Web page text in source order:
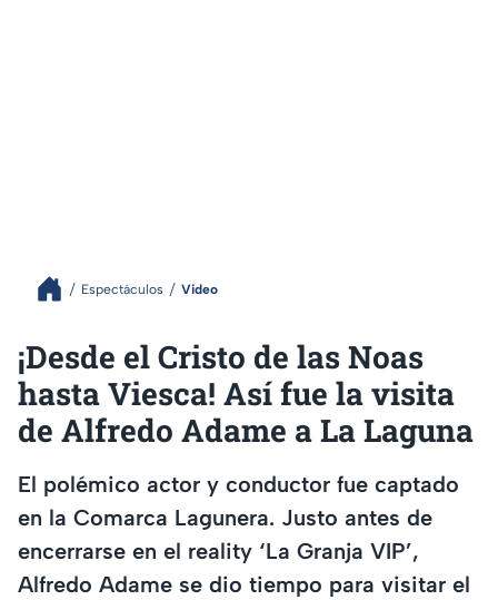
Espectáculos Video
¡Desde el Cristo de las Noas
hasta Viesca! Así fue la visita
de Alfredo Adame a La Laguna
El polémico actor y conductor fue captado
en la Comarca Lagunera. Justo antes de
encerrarse en el reality ‘La Granja VIP’,
Alfredo Adame se dio tiempo para visitar el